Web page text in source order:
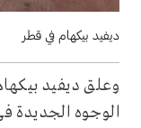
ديفيد بيكهام في قطر
وعلق ديفيد
الوجوه الجديدة